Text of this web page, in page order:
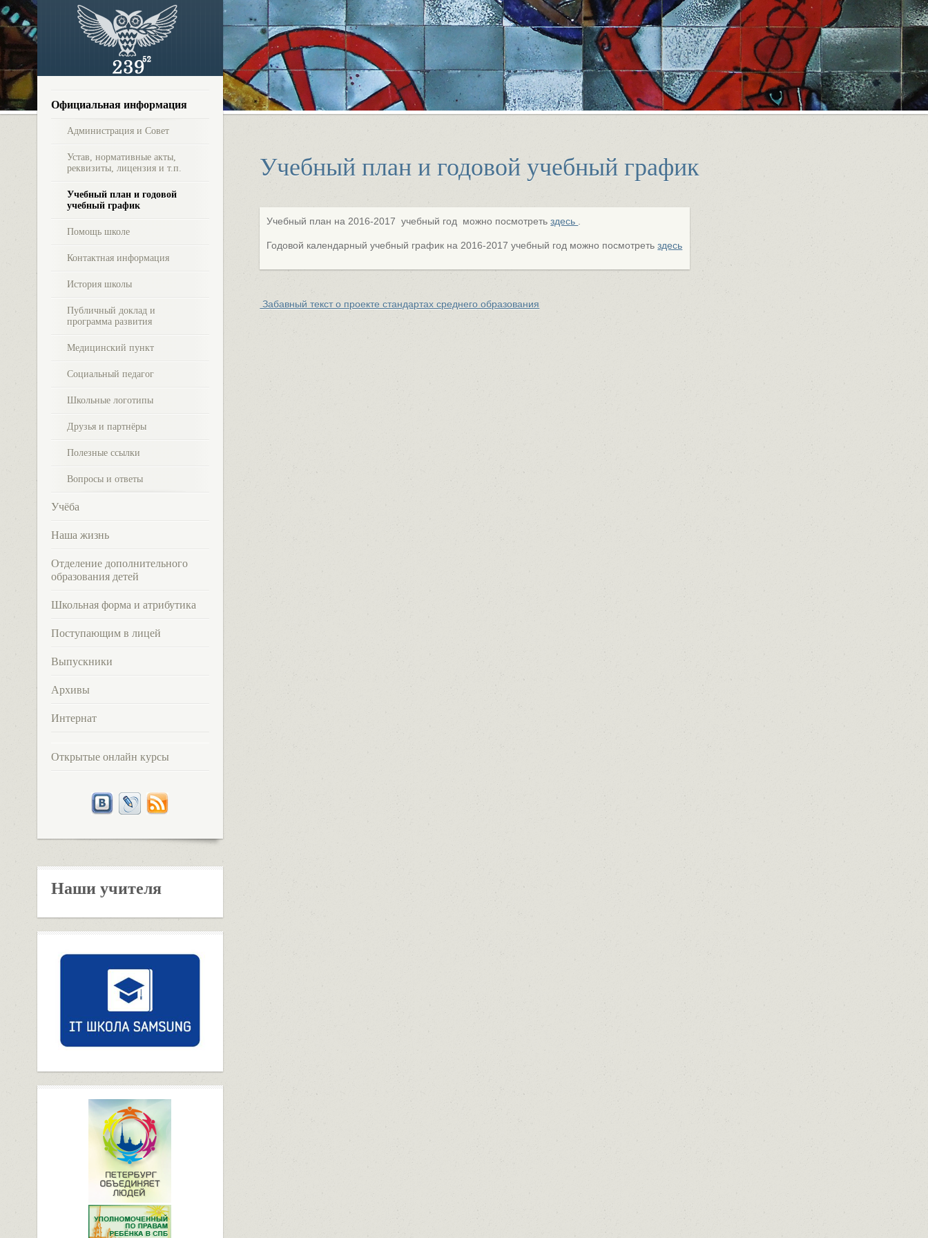
Официальная информация
Администрация и Совет
Устав, нормативные акты,
реквизиты, лицензия и т.п.
Учебный план и годовой
учебный график
Помощь школе
Контактная информация
История школы
Публичный доклад и
программа развития
Медицинский пункт
Социальный педагог
Школьные логотипы
Друзья и партнёры
Полезные ссылки
Вопросы и ответы
Учёба
Наша жизнь
Отделение дополнительного
образования детей
Школьная форма и атрибутика
Поступающим в лицей
Выпускники
Архивы
Интернат
Открытые онлайн курсы
Наши учителя
Учебный план и годовой учебный график
Учебный план на 2016-2017 учебный год можно посмотретьздесь
Годовой календарный учебный график на 2016-2017 учебный год можно посмотретьздесь
Забавный текст о проекте стандартах среднего образования